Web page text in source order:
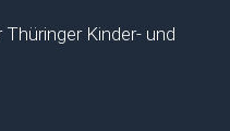
Kinder- und